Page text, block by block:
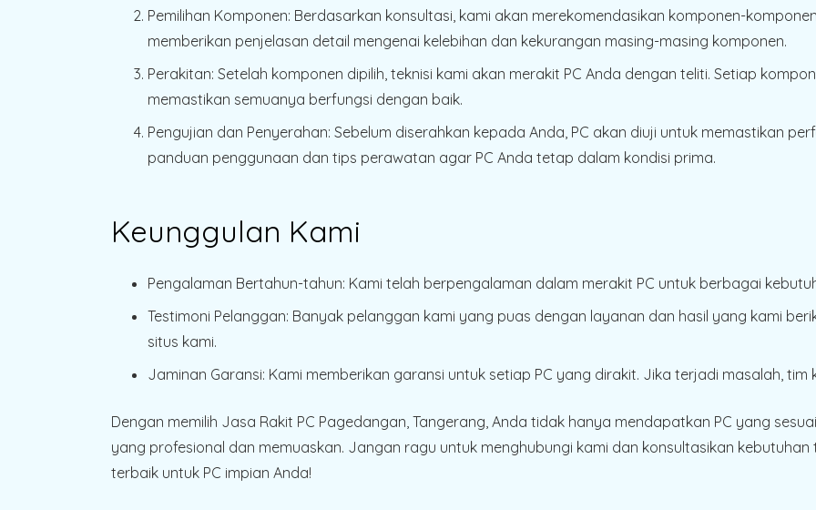
Pemilihan Komponen: Berdasarkan konsultasi, kami akan merekomendasikan komponen-
memberikan penjelasan detail mengenai kelebihan dan kekurangan masing-masing komponen.
Perakitan: Setelah komponen dipilih, teknisi kami akan merakit PC Anda dengan teliti. Setiap
memastikan semuanya berfungsi dengan baik.
Pengujian dan Penyerahan: Sebelum diserahkan kepada Anda, PC akan diuji untuk memastikan
panduan penggunaan dan tips perawatan agar PC Anda tetap dalam kondisi prima.
Keunggulan Kami
Pengalaman Bertahun-tahun: Kami telah berpengalaman dalam merakit PC untuk berbagai
Testimoni Pelanggan: Banyak pelanggan kami yang puas dengan layanan dan hasil yang kami
situs kami.
Jaminan Garansi: Kami memberikan garansi untuk setiap PC yang dirakit. Jika terjadi masalah, tim
Dengan memilih Jasa Rakit PC Pagedangan, Tangerang, Anda tidak hanya mendapatkan PC yang
yang profesional dan memuaskan. Jangan ragu untuk menghubungi kami dan konsultasikan kebutuhan
terbaik untuk PC impian Anda!